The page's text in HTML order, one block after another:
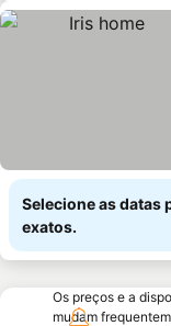
Selecione as datas
exatos.
Os preços e a
mudam